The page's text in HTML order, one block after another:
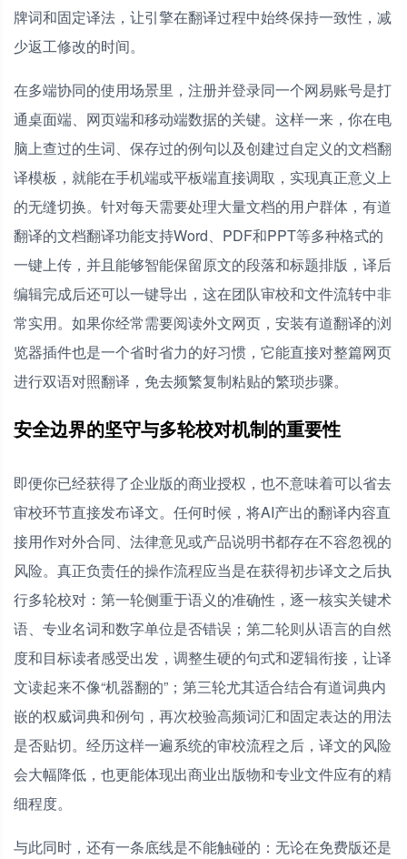
牌词和固定译法，让引擎在翻译过程中始终保持一致性，减
少返工修改的时间。
在多端协同的使用场景里，注册并登录同一个网易账号是打
通桌面端、网页端和移动端数据的关键。这样一来，你在电
脑上查过的生词、保存过的例句以及创建过自定义的文档翻
译模板，就能在手机端或平板端直接调取，实现真正意义上
的无缝切换。针对每天需要处理大量文档的用户群体，有道
翻译的文档翻译功能支持Word、PDF和PPT等多种格式的
一键上传，并且能够智能保留原文的段落和标题排版，译后
编辑完成后还可以一键导出，这在团队审校和文件流转中非
常实用。如果你经常需要阅读外文网页，安装有道翻译的浏
览器插件也是一个省时省力的好习惯，它能直接对整篇网页
进行双语对照翻译，免去频繁复制粘贴的繁琐步骤。
安全边界的坚守与多轮校对机制的重要性
即便你已经获得了企业版的商业授权，也不意味着可以省去
审校环节直接发布译文。任何时候，将AI产出的翻译内容直
接用作对外合同、法律意见或产品说明书都存在不容忽视的
风险。真正负责任的操作流程应当是在获得初步译文之后执
行多轮校对：第一轮侧重于语义的准确性，逐一核实关键术
语、专业名词和数字单位是否错误；第二轮则从语言的自然
度和目标读者感受出发，调整生硬的句式和逻辑衔接，让译
文读起来不像“机器翻的”；第三轮尤其适合结合有道词典内
嵌的权威词典和例句，再次校验高频词汇和固定表达的用法
是否贴切。经历这样一遍系统的审校流程之后，译文的风险
会大幅降低，也更能体现出商业出版物和专业文件应有的精
细程度。
与此同时，还有一条底线是不能触碰的：无论在免费版还是